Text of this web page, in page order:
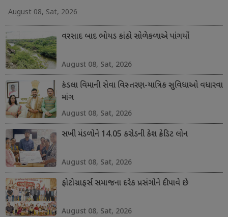
August 08, Sat, 2026
વરસાદ બાદ ભોયડ કાંઠો સોળેકળાએ પાંગર્યો
August 08, Sat, 2026
કંડલા વિમાની સેવા વિસ્તરણ-યાત્રિક સુવિધાઓ વધારવા
માંગ
August 08, Sat, 2026
સખી મંડળોને 14.05 કરોડની કેશ ક્રેડિટ લોન
August 08, Sat, 2026
ફોટોગ્રાફર્સ સમાજના દરેક પ્રસંગોને દીપાવે છે
August 08, Sat, 2026